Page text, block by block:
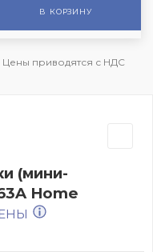
В КОРЗИНУ
Цены приводятся с НДС
(мини-
Home